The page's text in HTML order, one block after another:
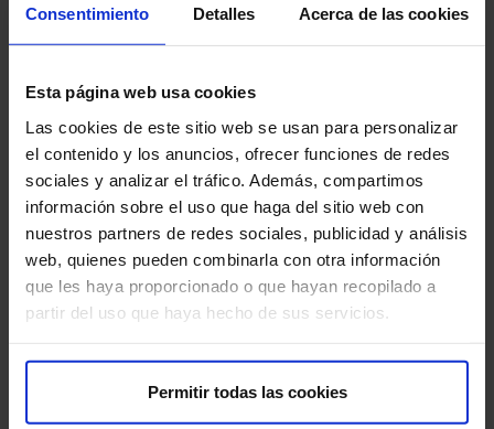
Consentimiento Detalles Acerca de las cookies
Esta página web usa cookies
Las cookies de este sitio web se usan para personalizar
el contenido y los anuncios, ofrecer funciones de redes
sociales y analizar el tráfico. Además, compartimos
información sobre el uso que haga del sitio web con
nuestros partners de redes sociales, publicidad y análisis
web, quienes pueden combinarla con otra información
que les haya proporcionado o que hayan recopilado a
partir del uso que haya hecho de sus servicios.
Permitir todas las cookies
Nuestros médicos
Consulta y pide cita con los profesionales de esta